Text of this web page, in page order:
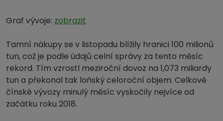
Graf vývoje: zobrazit
Tamní nákupy se v listopadu blížily hranici 100 milionů
tun, což je podle údajů celní správy za tento měsíc
rekord. Tím vzrostl meziroční dovoz na 1,073 miliardy
tun a překonal tak loňský celoroční objem. Celkové
čínské vývozy minulý měsíc vyskočily nejvíce od
začátku roku 2018.